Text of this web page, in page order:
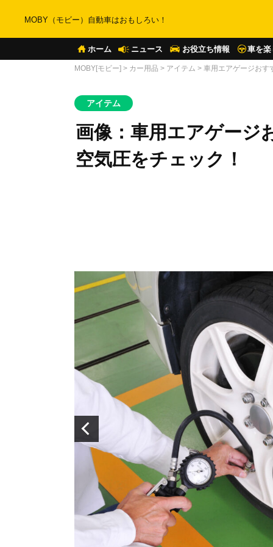
MOBY（モビー）自動車はおもしろい！
ホーム ニュース お役立ち情報 車を楽
MOBY[モビー] > カー用品 > アイテム > 車用エアゲージお
アイテム
画像：車用エアゲー
空気圧をチェック！